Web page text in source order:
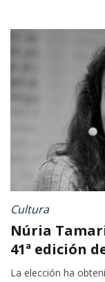
Cultura
Núria
41ª edición
La elección ha